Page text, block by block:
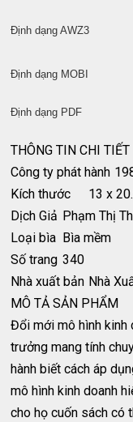
Định dạng
Định dạng
Định dạng
THÔNG TIN CHI TIẾT
Công ty phát hành
Kích thước
13 x
Dịch Giả Phạm Thị
Loại bìa Bìa mềm
Số trang 340
Nhà xuất bản Nhà
MÔ TẢ SẢN PHẨM
Đổi mới mô hình kinh
trưởng mang tính
hành biết cách áp
mô hình kinh doanh
cho họ cuốn sách có